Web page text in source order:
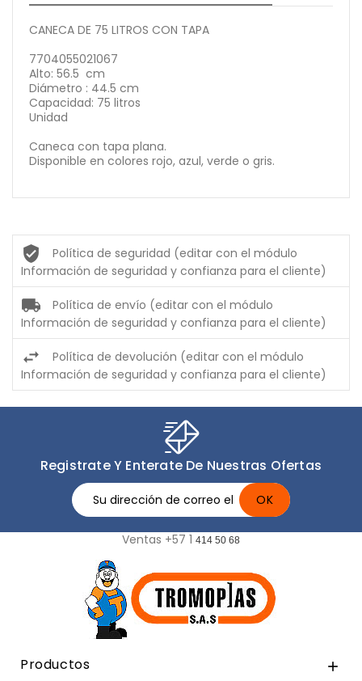
CANECA DE 75 LITROS CON TAPA
7704055021067
Alto: 56.5 cm
Diámetro : 44.5 cm
Capacidad: 75 litros
Unidad
Caneca con tapa plana.
Disponible en colores rojo, azul, verde o gris.
Política de seguridad (editar con el módulo
Información de seguridad y confianza para el cliente)
Política de envío (editar con el módulo
Información de seguridad y confianza para el cliente)
Política de devolución (editar con el módulo
Información de seguridad y confianza para el cliente)
Registrate Y Enterate De Nuestras Ofertas
Ventas +57 1 414 50 68
Productos 